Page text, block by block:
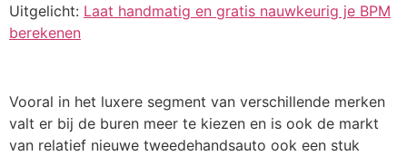
Uitgelicht: Laat handmatig en gratis nauwkeurig je BPM
berekenen
Vooral in het luxere segment van verschillende merken
valt er bij de buren meer te kiezen en is ook de markt
van relatief nieuwe tweedehandsauto ook een stuk